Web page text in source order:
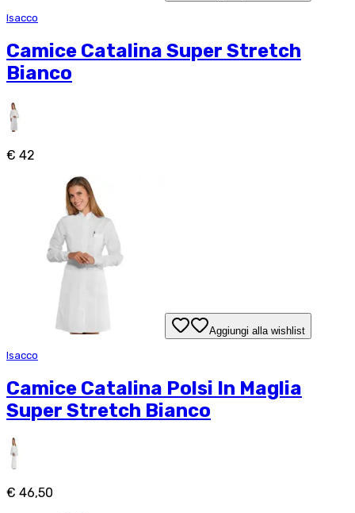
Isacco
Camice Catalina Super Stretch
Bianco
€ 42
Aggiungi alla wishlist
Isacco
Camice Catalina Polsi In Maglia
Super Stretch Bianco
€ 46,50